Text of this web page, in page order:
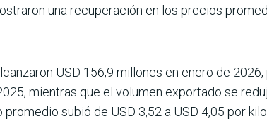
una recupe­ración en los precios
USD 156,9 millones en enero de
mientras que el volumen exportado se
subió de USD 3,52 a USD 4,05 por